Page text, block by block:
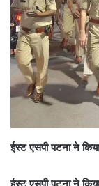
ईस्ट एसपी पटना ने